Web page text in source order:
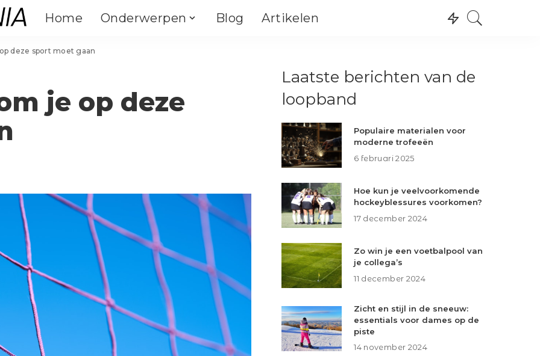
Home Onderwerpen
Fitness
Crossfit
Kamperen
Zwemmen
Wintersport
Watersport
Skating
Blog Artikelen
Binnensporten
Fitness
Vechtsporten
Yoga & Pilates
Outdoor
Atletiek
Recreatie
Watersport
Skating
deze sport moet gaan
je op deze
Laatste berichten van de
loopband
Populaire materialen voor
moderne trofeeën
6 februari 2025
Hoe kun je veelvoorkomende
hockeyblessures voorkomen?
17 december 2024
Zo win je een voetbalpool van
je collega’s
11 december 2024
Zicht en stijl in de sneeuw:
essentials voor dames op de
piste
14 november 2024